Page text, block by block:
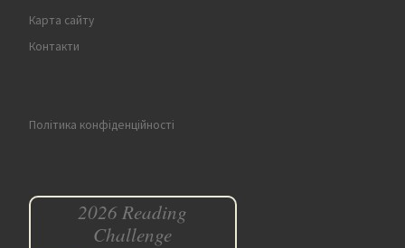
Карта сайту
Контакти
Політика конфіденційності
2026 Reading
Challenge